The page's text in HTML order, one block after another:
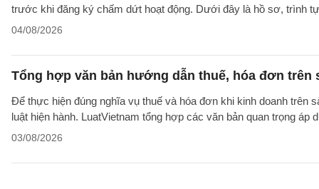
trước khi đăng ký chấm dứt hoạt động. Dưới đây là hồ sơ, trình
04/08/2026
Tổng hợp văn bản hướng dẫn thuế, hóa đơn trên
Để thực hiện đúng nghĩa vụ thuế và hóa đơn khi kinh doanh trên
luật hiện hành. LuatVietnam tổng hợp các văn bản quan trọng áp
03/08/2026